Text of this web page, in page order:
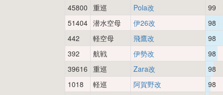
45800 重巡 Pola改
99
51404 潜水空母 伊26改
98
442
軽空母 飛鷹改
98
392
航戦 伊勢改
98
39616 重巡 Zara改
98
1018
軽巡 阿賀野改
98